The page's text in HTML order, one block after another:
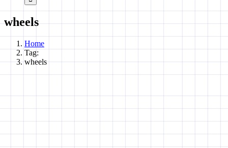
wheels
Home
Tag:
wheels